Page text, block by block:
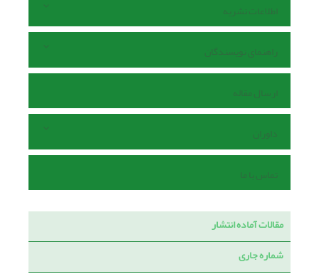
اطلاعات نشریه
راهنمای نویسندگان
ارسال مقاله
داوران
تماس با ما
مقالات آماده انتشار
شماره جاری